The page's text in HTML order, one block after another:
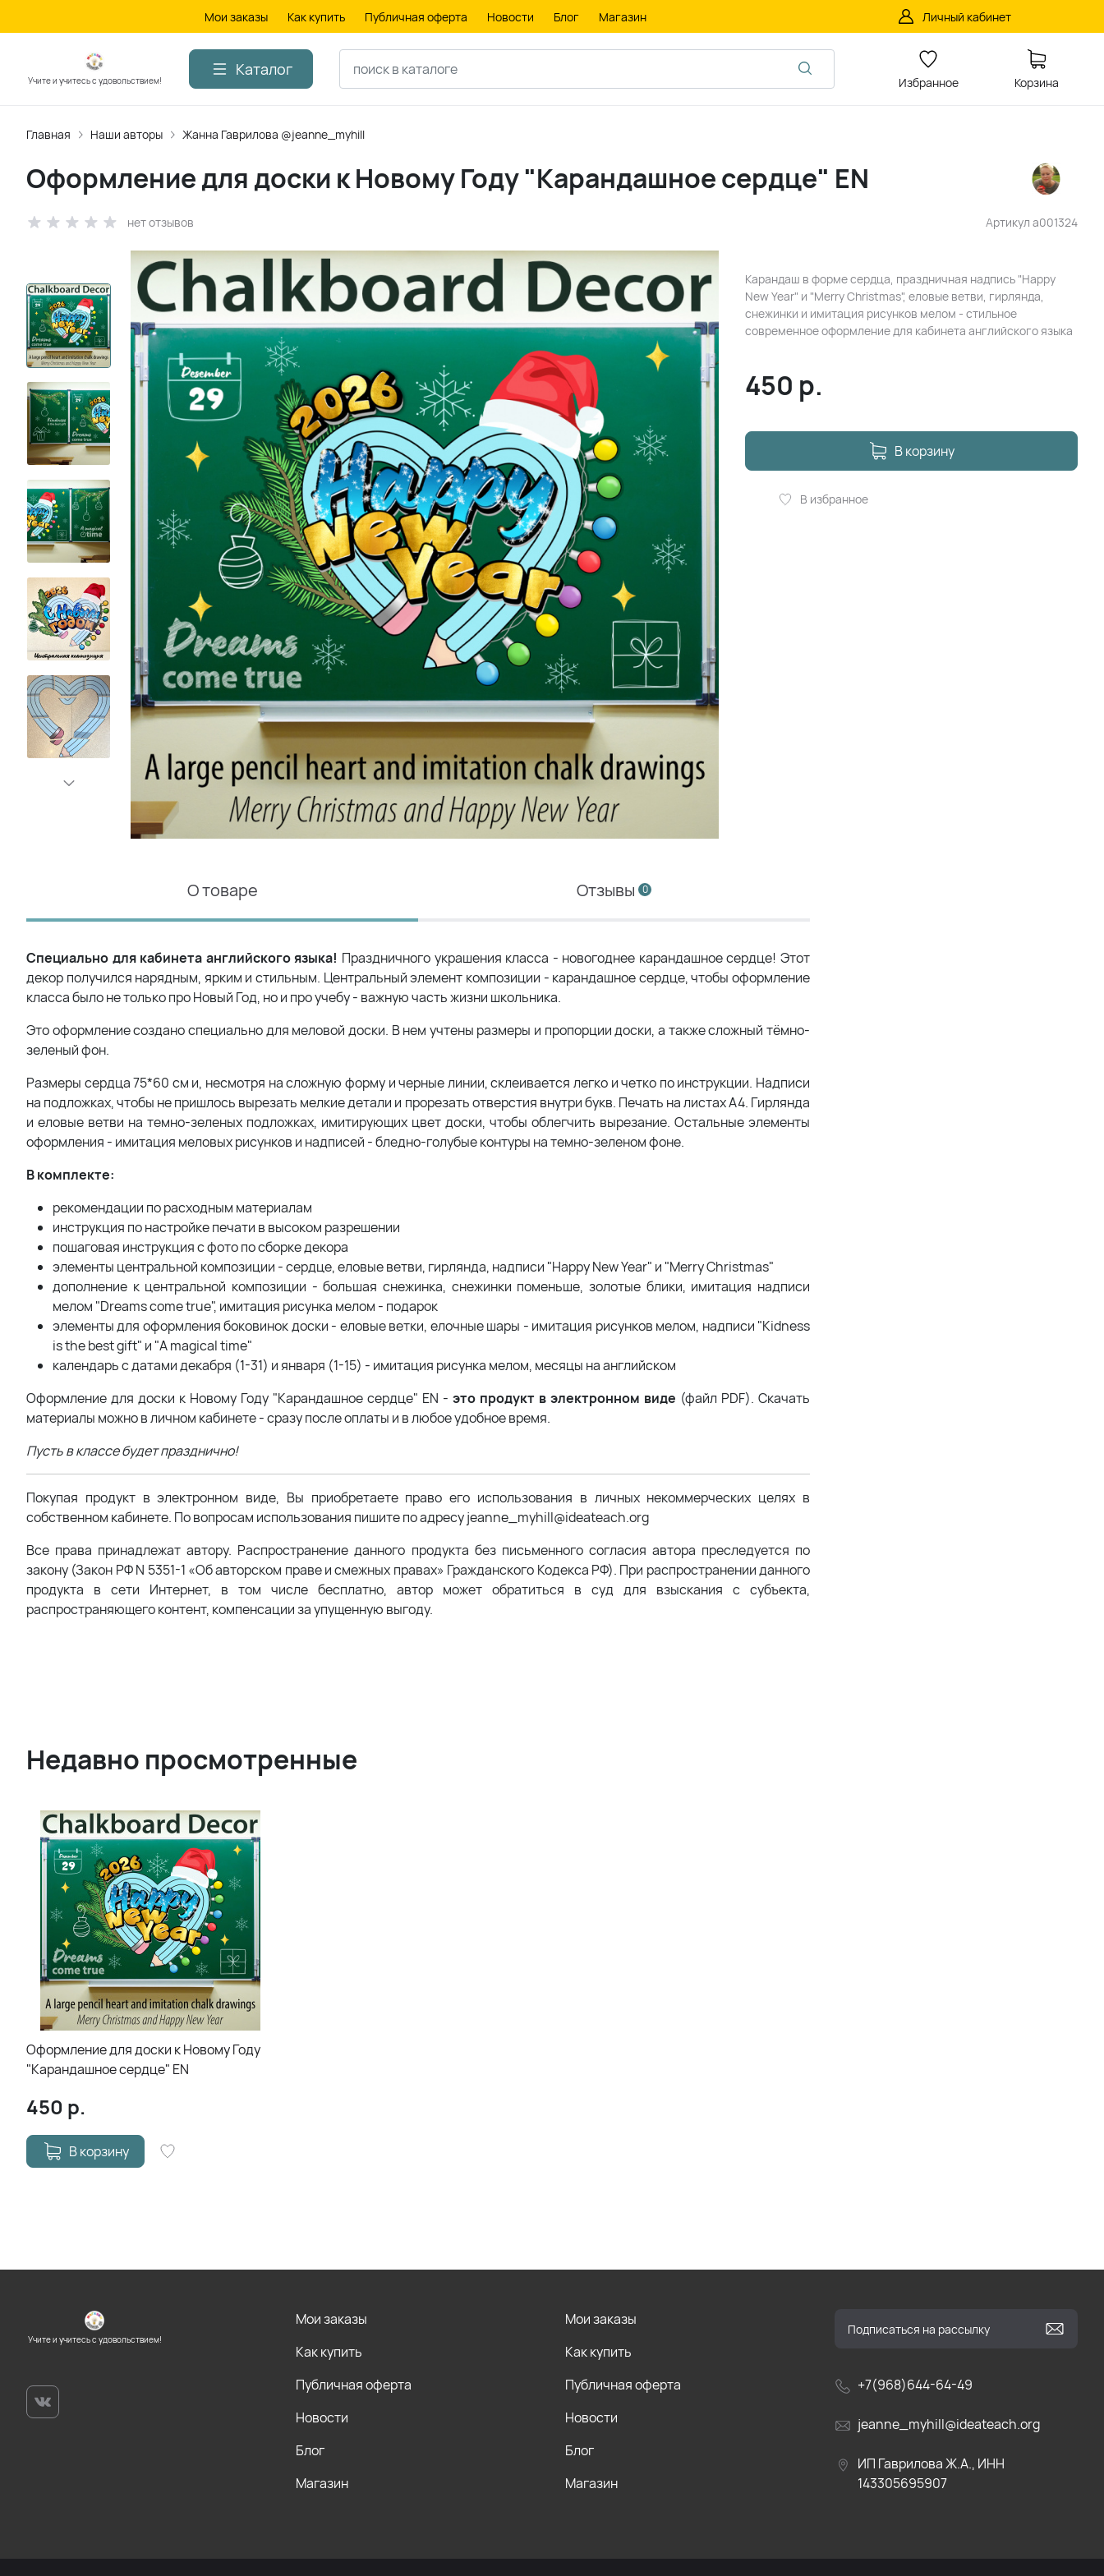
Мои заказы Как купить Публичная оферта Новости Блог Магазин Личный кабинет
Учите и учитесь с удовольствием!
Каталог
Избранное Корзина
Главная Наши авторы Жанна Гаврилова @jeanne_myhill
Артикул a001324
Оформление для доски к Новому Году "Карандашное сердце" EN
нет отзывов
Карандаш в форме сердца, праздничная надпись "Happy
New Year" и "Merry Christmas", еловые ветви, гирлянда,
снежинки и имитация рисунков мелом - стильное
современное оформление для кабинета английского языка
450 р.
В корзину
В избранное
О товаре Отзывы 0
Специально для кабинета английского языка! Праздничного украшения класса - новогоднее карандашное сердце! Этот
декор получился нарядным, ярким и стильным. Центральный элемент композиции - карандашное сердце, чтобы оформление
класса было не только про Новый Год, но и про учебу - важную часть жизни школьника.
Это оформление создано специально для меловой доски. В нем учтены размеры и пропорции доски, а также сложный тёмно-
зеленый фон.
Размеры сердца 75*60 см и, несмотря на сложную форму и черные линии, склеивается легко и четко по инструкции. Надписи
на подложках, чтобы не пришлось вырезать мелкие детали и прорезать отверстия внутри букв. Печать на листах А4. Гирлянда
и еловые ветви на темно-зеленых подложках, имитирующих цвет доски, чтобы облегчить вырезание. Остальные элементы
оформления - имитация меловых рисунков и надписей - бледно-голубые контуры на темно-зеленом фоне.
В комплекте:
рекомендации по расходным материалам
инструкция по настройке печати в высоком разрешении
пошаговая инструкция с фото по сборке декора
элементы центральной композиции - сердце, еловые ветви, гирлянда, надписи "Happy New Year" и "Merry Christmas"
дополнение к центральной композиции - большая снежинка, снежинки поменьше, золотые блики, имитация надписи
мелом "Dreams come true", имитация рисунка мелом - подарок
элементы для оформления боковинок доски - еловые ветки, елочные шары - имитация рисунков мелом, надписи "Kidness
is the best gift" и "A magical time"
календарь с датами декабря (1-31) и января (1-15) - имитация рисунка мелом, месяцы на английском
Оформление для доски к Новому Году "Карандашное сердце" EN - это продукт в электронном виде (файл PDF). Скачать
материалы можно в личном кабинете - сразу после оплаты и в любое удобное время.
Пусть в классе будет празднично!
Покупая продукт в электронном виде, Вы приобретаете право его использования в личных некоммерческих целях в
собственном кабинете. По вопросам использования пишите по адресу jeanne_myhill@ideateach.org
Все права принадлежат автору. Распространение данного продукта без письменного согласия автора преследуется по
закону (Закон РФ N 5351-1 «Об авторском праве и смежных правах» Гражданского Кодекса РФ). При распространении данного
продукта в сети Интернет, в том числе бесплатно, автор может обратиться в суд для взыскания с субъекта,
распространяющего контент, компенсации за упущенную выгоду.
Недавно просмотренные
Оформление для доски к Новому Году
"Карандашное сердце" EN
450 р.
В корзину
Учите и учитесь с удовольствием!
+7(968)644-64-49
jeanne_myhill@ideateach.org
ИП Гаврилова Ж.А., ИНН
143305695907
Мои заказы
Как купить
Публичная оферта
Новости
Блог
Магазин
Мои заказы
Как купить
Публичная оферта
Новости
Блог
Магазин